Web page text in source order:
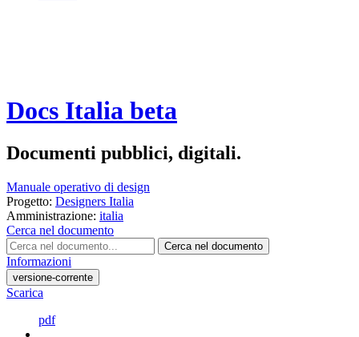
Docs Italia beta
Documenti pubblici, digitali.
Manuale operativo di design
Progetto: Designers Italia
Amministrazione: italia
Cerca nel documento
Cerca nel documento
Informazioni
versione-corrente
Scarica
pdf